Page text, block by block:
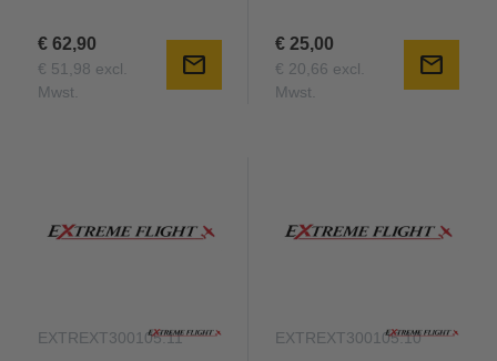
€ 62,90
€ 51,98 excl.
Mwst.
mail
€ 25,00
€ 20,66 excl.
Mwst.
mail
EXTREXT300105.11 EXTREXT300105.10